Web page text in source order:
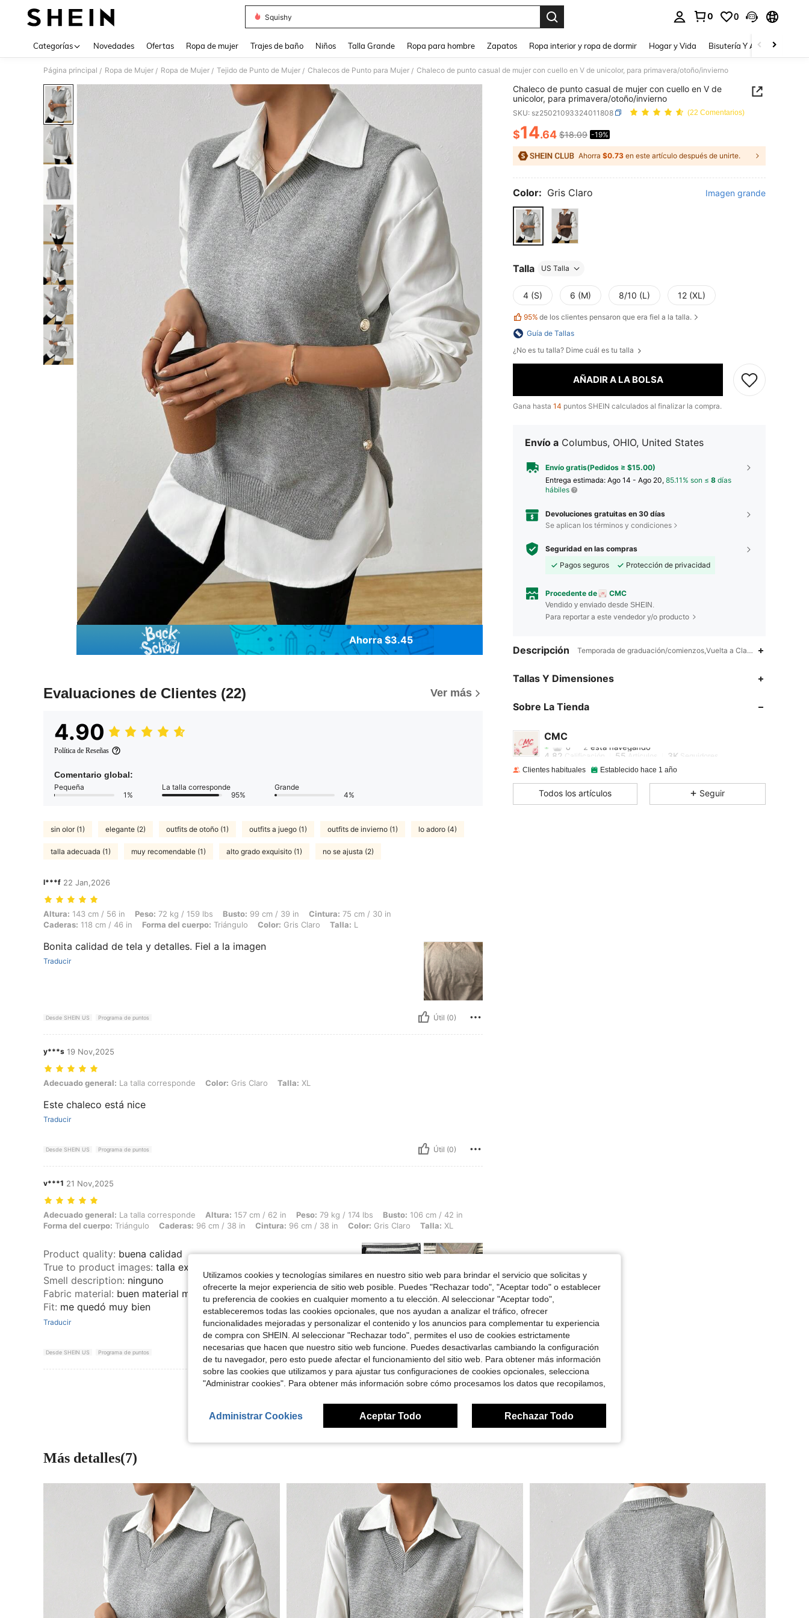
Squishy
0 0
Categorías Novedades Ofertas Ropa de mujer Trajes de baño Niños Talla Grande Ropa para hombre Zapatos Ropa interior y ropa de dormir Hogar y Vida Bisutería Y Accesorios
Página principal / Ropa de Mujer / Ropa de Mujer / Tejido de Punto de Mujer / Chalecos de Punto para Mujer / Chaleco de punto casual de mujer con cuello en V de unicolor, para primavera/otoño/invierno
Ahorra $3.45
Evaluaciones de Clientes (22) Ver más
4.90
Política de Reseñas
Comentario global:
Pequeña
1%
La talla corresponde
95%
Grande
4%
sin olor (1) elegante (2) outfits de otoño (1) outfits a juego (1) outfits de invierno (1) lo adoro (4)
talla adecuada (1) muy recomendable (1) alto grado exquisito (1) no se ajusta (2)
l***f 22 Jan,2026
Altura: 143 cm / 56 in, Peso: 72 kg / 159 lbs, Busto: 99 cm / 39 in, Cintura: 75 cm / 30 in, Caderas: 118 cm / 46 in, Forma del cuerpo: Triángulo, Color: Gris Claro, Talla: L
Altura: 143 cm / 56 in Peso: 72 kg / 159 lbs Busto: 99 cm / 39 in Cintura: 75 cm / 30 in
Caderas: 118 cm / 46 in Forma del cuerpo: Triángulo Color: Gris Claro Talla: L
Bonita calidad de tela y detalles. Fiel a la imagen
Traducir
Desde SHEIN US Programa de puntos Útil (0)
y***s 19 Nov,2025
Adecuado general: La talla corresponde, Color: Gris Claro, Talla: XL
Adecuado general: La talla corresponde Color: Gris Claro Talla: XL
Este chaleco está nice
Traducir
Desde SHEIN US Programa de puntos Útil (0)
v***1 21 Nov,2025
Adecuado general: La talla corresponde, Altura: 157 cm / 62 in, Peso: 79 kg / 174 lbs, Busto: 106 cm / 42 in, Forma del cuerpo: Triángulo, Caderas: 96 cm / 38 in, Cintura: 96 cm / 38 in, Color: Gris Claro, Talla: XL
Adecuado general: La talla corresponde Altura: 157 cm / 62 in Peso: 79 kg / 174 lbs Busto: 106 cm / 42 in
Forma del cuerpo: Triángulo Caderas: 96 cm / 38 in Cintura: 96 cm / 38 in Color: Gris Claro Talla: XL
Product quality: buena calidad
True to product images: talla exacta
Smell description: ninguno
Fabric material: buen material me encantó lo bolveria a comprar
Fit: me quedó muy bien
Traducir
Desde SHEIN US Programa de puntos Útil (0)
Ver Más Reseñas
Chaleco de punto casual de mujer con cuello en V de
unicolor, para primavera/otoño/invierno
SKU: sz25021093324011808 (22 Comentarios)
PRICE AND AVAILABILITY
$14.64 $18.09 -19%
Ahorra $0.73 en este artículo después de unirte.
Color: Gris Claro Imagen grande
Talla US Talla
4 (S) 6 (M) 8/10 (L) 12 (XL)
95% de los clientes pensaron que era fiel a la talla.
Guía de Tallas
¿No es tu talla? Dime cuál es tu talla
AÑADIR A LA BOLSA
Gana hasta 14 puntos SHEIN calculados al finalizar la compra.
Envío a Columbus, OHIO, United States
Envío gratis(Pedidos ≥ $15.00)
Entrega estimada: Ago 14 - Ago 20, 85.11% son ≤ 8 días
hábiles
Devoluciones gratuitas en 30 días
Se aplican los términos y condiciones
Seguridad en las compras
Pagos seguros
Protección de privacidad
Procedente de CMC
Vendido y enviado desde SHEIN.
Para reportar a este vendedor y/o producto
Descripción Temporada de graduación/comienzos,Vuelta a
Tallas Y Dimensiones
Sobre La Tienda
CMC
4.82
4.82 Calificación 55Artículos 3K Seguidores
4.82
Clientes habituales Establecido hace 1 año
Todos los artículos Seguir
Más detalles(7)
Utilizamos cookies y tecnologías similares en nuestro sitio web para brindar el servicio que solicitas y
ofrecerte la mejor experiencia de sitio web posible. Puedes "Rechazar todo", "Aceptar todo" o establecer
tu preferencia de cookies en cualquier momento a tu elección. Al seleccionar "Aceptar todo",
estableceremos todas las cookies opcionales, que nos ayudan a analizar el tráfico, ofrecer
funcionalidades mejoradas y personalizar el contenido y los anuncios para complementar tu experiencia
de compra con SHEIN. Al seleccionar "Rechazar todo", permites el uso de cookies estrictamente
necesarias que hacen que nuestro sitio web funcione. Puedes desactivarlas cambiando la configuración
de tu navegador, pero esto puede afectar el funcionamiento del sitio web. Para obtener más información
sobre las cookies que utilizamos y para ajustar tus configuraciones de cookies opcionales, selecciona
"Administrar cookies". Para obtener más información sobre cómo procesamos los datos que recopilamos,
Administrar Cookies Aceptar Todo Rechazar Todo